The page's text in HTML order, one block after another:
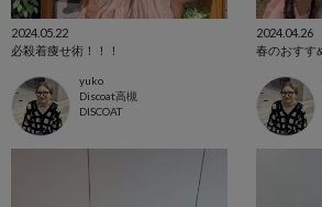
2024.05.22
必殺着痩せ術！！！
yuko
Discoat高槻
DISCOAT
2024.04.26
春のおすす